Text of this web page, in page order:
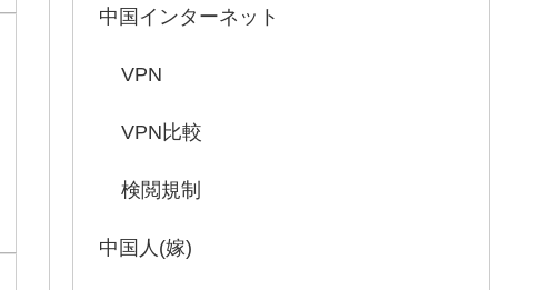
中国インターネット
VPN
VPN比較
検閲規制
中国人(嫁)